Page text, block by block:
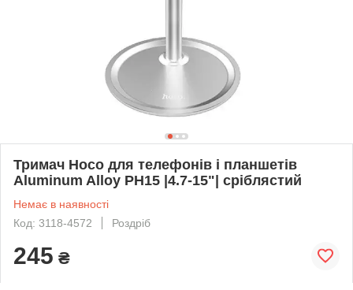
Тримач Hoco для телефонів і планшетів
Aluminum Alloy PH15 |4.7-15"| сріблястий
Немає в наявності
Код: 3118-4572
Роздріб
245 ₴